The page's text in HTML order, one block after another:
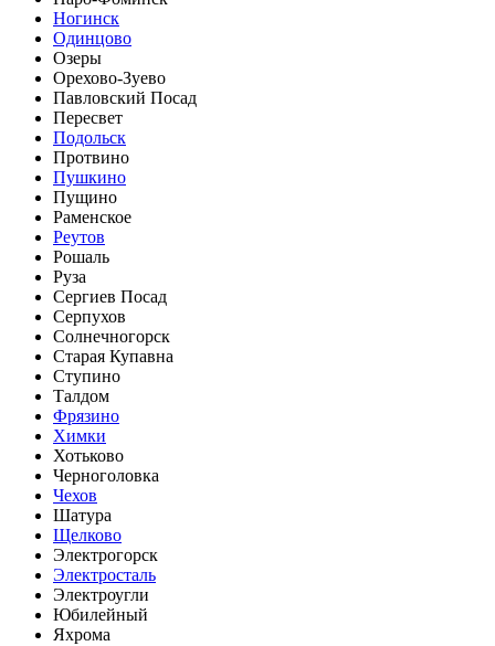
Ногинск
Одинцово
Озеры
Орехово-Зуево
Павловский Посад
Пересвет
Подольск
Протвино
Пушкино
Пущино
Раменское
Реутов
Рошаль
Руза
Сергиев Посад
Серпухов
Солнечногорск
Старая Купавна
Ступино
Талдом
Фрязино
Химки
Хотьково
Черноголовка
Чехов
Шатура
Щелково
Электрогорск
Электросталь
Электроугли
Юбилейный
Яхрома